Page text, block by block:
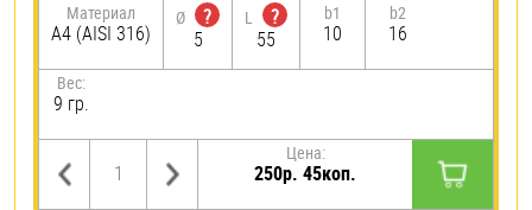
Материал
A4 (AISI 316)
Ø
?
5
L
?
55
b1
10
b2
16
Вес:
9 гр.
Цена:
250р. 45коп.